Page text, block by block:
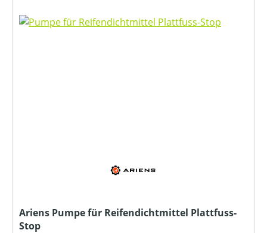
Ariens Pumpe für Reifendichtmittel Plattfuss-
Stop